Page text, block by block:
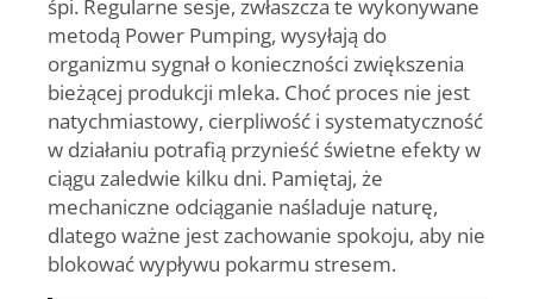
śpi. Regularne sesje, zwłaszcza te wykonywane
metodą Power Pumping, wysyłają do
organizmu sygnał o konieczności zwiększenia
bieżącej produkcji mleka. Choć proces nie jest
natychmiastowy, cierpliwość i systematyczność
w działaniu potrafią przynieść świetne efekty w
ciągu zaledwie kilku dni. Pamiętaj, że
mechaniczne odciąganie naśladuje naturę,
dlatego ważne jest zachowanie spokoju, aby nie
blokować wypływu pokarmu stresem.